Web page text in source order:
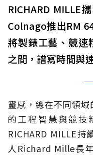
RICHARD MILLE
Colnago推出RM
將製錶工藝、競速
之間，譜寫時間與
靈感，總在不同領
的工程智慧與競技
RICHARD MILLE
人Richard Mille長